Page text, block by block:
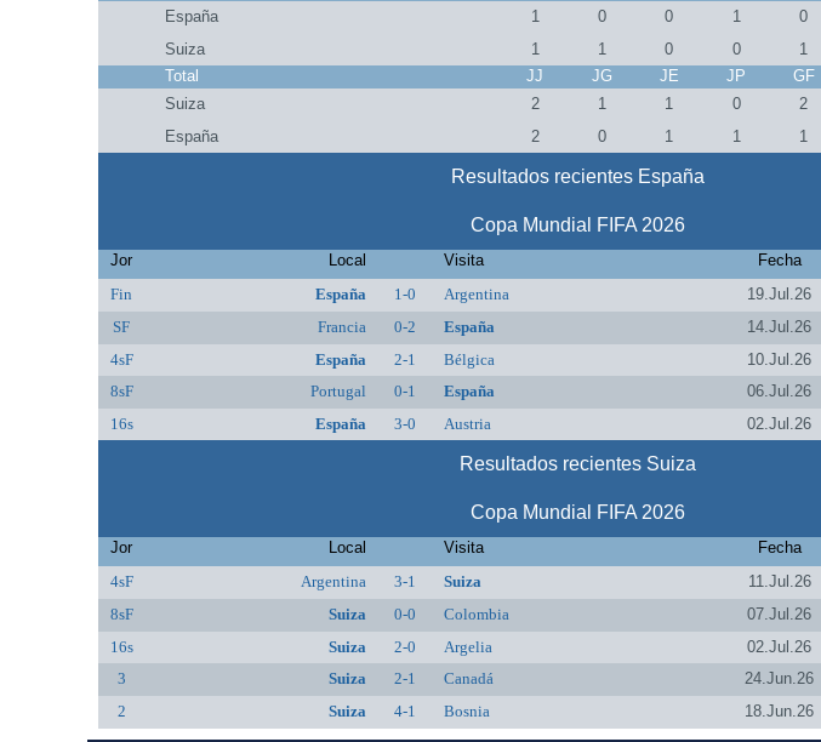
España
1 0 0 1 0
Suiza
1 1 0 0 1
Total
JJ JG JE JP GF
Suiza
2 1 1 0 2
España
2 0 1 1 1
Resultados recientes España
Copa Mundial FIFA 2026
Jor Local Visita Fecha
Fin
España 1-0 Argentina 19.Jul.26
SF
Francia 0-2 España 14.Jul.26
4sF
España 2-1 Bélgica 10.Jul.26
8sF
Portugal 0-1 España 06.Jul.26
16s
España 3-0 Austria 02.Jul.26
Resultados recientes Suiza
Copa Mundial FIFA 2026
Jor Local Visita Fecha
4sF
Argentina 3-1 Suiza 11.Jul.26
8sF
Suiza 0-0 Colombia 07.Jul.26
16s
Suiza 2-0 Argelia 02.Jul.26
3
Suiza 2-1 Canadá 24.Jun.26
2
Suiza 4-1 Bosnia 18.Jun.26